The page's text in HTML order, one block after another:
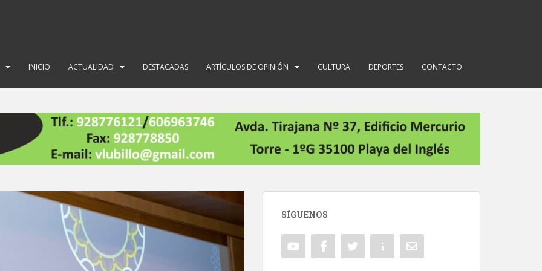
INICIO ACTUALIDAD DESTACADAS ARTÍCULOS DE OPINIÓN CULTURA DEPORTES CONTACTO
SÍGUENOS